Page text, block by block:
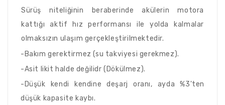
Sürüş niteliğinin beraberinde akülerin motora
kattığı aktif hız performansı ile yolda kalmalar
olmaksızın ulaşım gerçekleştirilmektedir.
-Bakım gerektirmez (su takviyesi gerekmez).
-Asit likit halde değilidr (Dökülmez).
-Düşük kendi kendine deşarj oranı, ayda %3'ten
düşük kapasite kaybı.